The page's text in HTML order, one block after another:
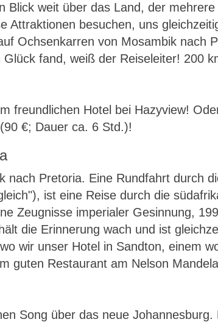
Blick weit über das Land, der
Attraktionen besuchen, uns
Ochsenkarren von Mosambik nach
fand, weiß der Reiseleiter! 200
freundlichen Hotel bei Hazyview!
€; Dauer ca. 6 Std.)!
Pretoria. Eine Rundfahrt durch
ist eine Reise durch die
Zeugnisse imperialer Gesinnung,
die Erinnerung wach und ist
wir unser Hotel in Sandton, einem
guten Restaurant am Nelson
Song über das neue